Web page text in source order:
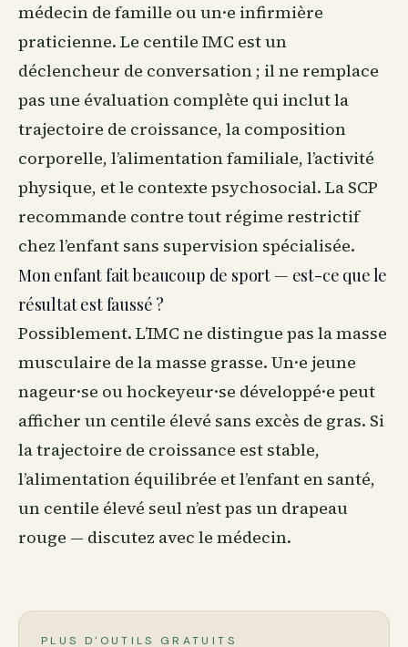
médecin de famille ou un·e infirmière
praticienne. Le centile IMC est un
déclencheur de conversation ; il ne remplace
pas une évaluation complète qui inclut la
trajectoire de croissance, la composition
corporelle, l’alimentation familiale, l’activité
physique, et le contexte psychosocial. La SCP
recommande contre tout régime restrictif
chez l’enfant sans supervision spécialisée.
Mon enfant fait beaucoup de sport — est-ce que le
résultat est faussé ?
Possiblement. L’IMC ne distingue pas la masse
musculaire de la masse grasse. Un·e jeune
nageur·se ou hockeyeur·se développé·e peut
afficher un centile élevé sans excès de gras. Si
la trajectoire de croissance est stable,
l’alimentation équilibrée et l’enfant en santé,
un centile élevé seul n’est pas un drapeau
rouge — discutez avec le médecin.
PLUS D'OUTILS GRATUITS